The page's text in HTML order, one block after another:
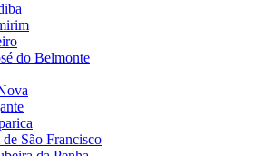
do Belmonte
São Francisco